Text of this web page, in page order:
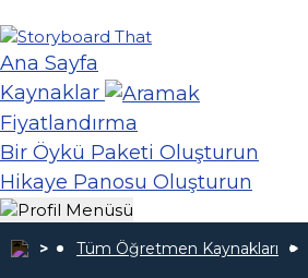
Ana Sayfa
Kaynaklar
Fiyatlandırma
Bir Öykü Paketi Oluşturun
Hikaye Panosu Oluşturun
Tüm Öğretmen Kaynakları